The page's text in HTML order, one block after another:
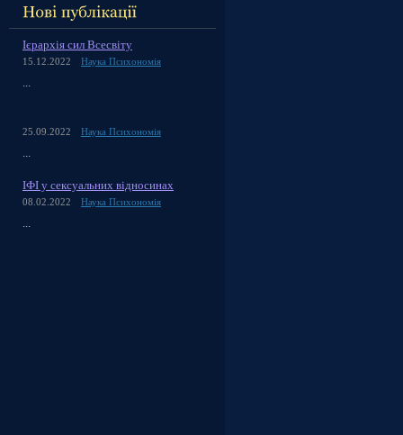
Ієрархія сил Всесвіту
15.12.2022 Наука Психономія
...
25.09.2022 Наука Психономія
...
ІФІ у сексуальних відносинах
08.02.2022 Наука Психономія
...